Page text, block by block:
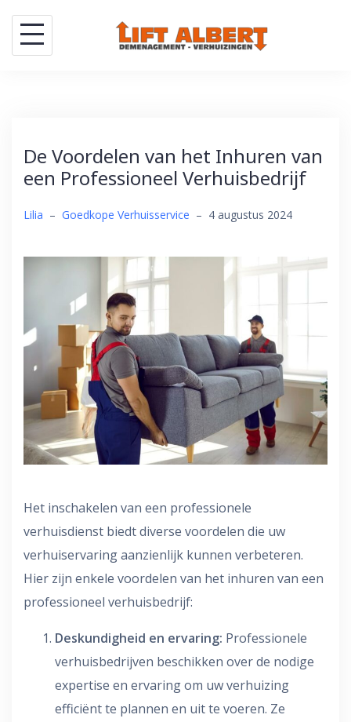
Skip
content
De Voordelen van het Inhuren van
een Professioneel Verhuisbedrijf
Lilia – Goedkope Verhuisservice – 4 augustus 2024
Het inschakelen van een professionele
verhuisdienst biedt diverse voordelen die uw
verhuiservaring aanzienlijk kunnen verbeteren.
Hier zijn enkele voordelen van het inhuren van een
professioneel verhuisbedrijf:
Deskundigheid en ervaring: Professionele
verhuisbedrijven beschikken over de nodige
expertise en ervaring om uw verhuizing
efficiënt te plannen en uit te voeren. Ze